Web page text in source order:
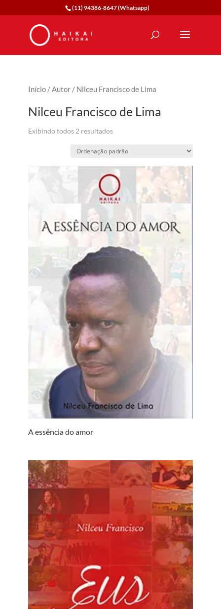
(11) 94386-8647 (Whatsapp)
Início/Autor/ Nilceu Francisco de Lima
Nilceu Francisco de Lima
Exibindo todos 2 resultados
A essência do amor